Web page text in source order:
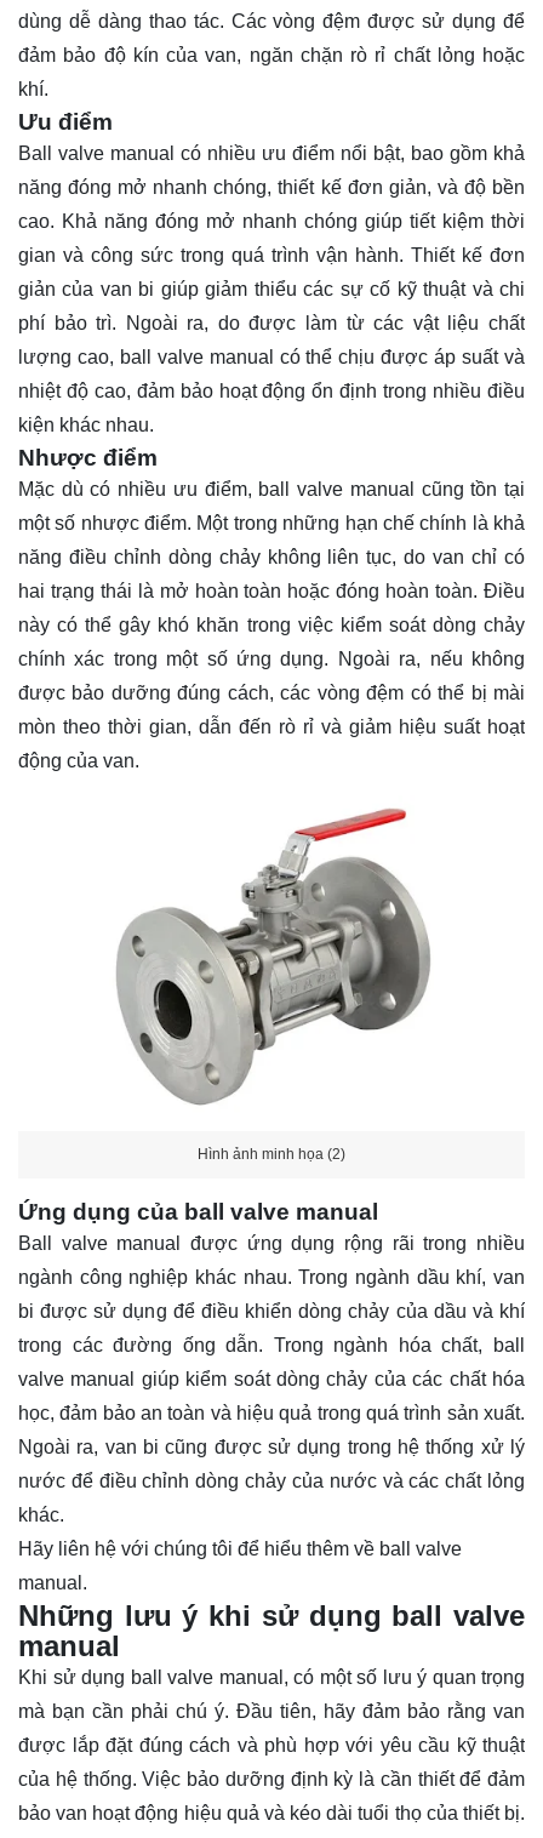
dùng dễ dàng thao tác. Các vòng đệm được sử dụng để
đảm bảo độ kín của van, ngăn chặn rò rỉ chất lỏng hoặc
khí.
Ưu điểm
Ball valve manual có nhiều ưu điểm nổi bật, bao gồm khả
năng đóng mở nhanh chóng, thiết kế đơn giản, và độ bền
cao. Khả năng đóng mở nhanh chóng giúp tiết kiệm thời
gian và công sức trong quá trình vận hành. Thiết kế đơn
giản của van bi giúp giảm thiểu các sự cố kỹ thuật và chi
phí bảo trì. Ngoài ra, do được làm từ các vật liệu chất
lượng cao, ball valve manual có thể chịu được áp suất và
nhiệt độ cao, đảm bảo hoạt động ổn định trong nhiều điều
kiện khác nhau.
Nhược điểm
Mặc dù có nhiều ưu điểm, ball valve manual cũng tồn tại
một số nhược điểm. Một trong những hạn chế chính là khả
năng điều chỉnh dòng chảy không liên tục, do van chỉ có
hai trạng thái là mở hoàn toàn hoặc đóng hoàn toàn. Điều
này có thể gây khó khăn trong việc kiểm soát dòng chảy
chính xác trong một số ứng dụng. Ngoài ra, nếu không
được bảo dưỡng đúng cách, các vòng đệm có thể bị mài
mòn theo thời gian, dẫn đến rò rỉ và giảm hiệu suất hoạt
động của van.
Hình ảnh minh họa (2)
Ứng dụng của ball valve manual
Ball valve manual được ứng dụng rộng rãi trong nhiều
ngành công nghiệp khác nhau. Trong ngành dầu khí, van
bi được sử dụng để điều khiển dòng chảy của dầu và khí
trong các đường ống dẫn. Trong ngành hóa chất, ball
valve manual giúp kiểm soát dòng chảy của các chất hóa
học, đảm bảo an toàn và hiệu quả trong quá trình sản xuất.
Ngoài ra, van bi cũng được sử dụng trong hệ thống xử lý
nước để điều chỉnh dòng chảy của nước và các chất lỏng
khác.
Hãy liên hệ với chúng tôi để hiểu thêm về ball valve
manual.
Những lưu ý khi sử dụng ball valve
manual
Khi sử dụng ball valve manual, có một số lưu ý quan trọng
mà bạn cần phải chú ý. Đầu tiên, hãy đảm bảo rằng van
được lắp đặt đúng cách và phù hợp với yêu cầu kỹ thuật
của hệ thống. Việc bảo dưỡng định kỳ là cần thiết để đảm
bảo van hoạt động hiệu quả và kéo dài tuổi thọ của thiết bị.